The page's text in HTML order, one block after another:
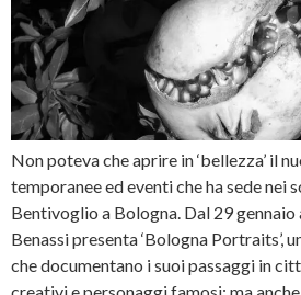
Non poteva che aprire in ‘bellezza’ il
temporanee ed eventi che ha sede nei
Bentivoglio a Bologna. Dal 29 gennaio
Benassi presenta ‘Bologna Portraits’,
che documentano i suoi passaggi in